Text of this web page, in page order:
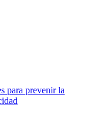
para prevenir la